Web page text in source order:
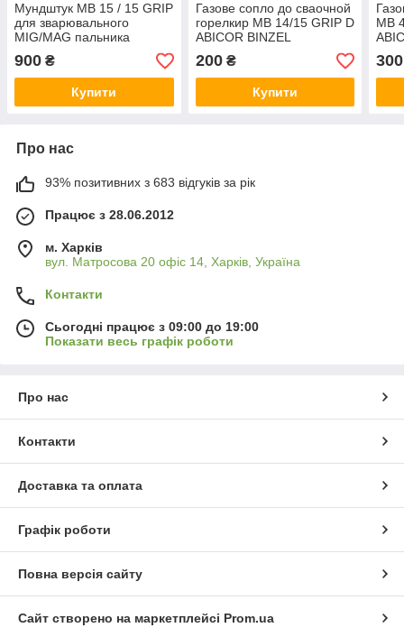
Мундштук МВ 15 / 15 GRIP
для зварювального
MIG/MAG пальника
ABICOR BINZEL
900 ₴
Купити
Газове сопло до сваочной
горелкир МВ 14/15 GRIP D
ABICOR BINZEL
(145.0075)
200₴
Купити
MB
300
Про нас
93% позитивних з 683 відгуків за рік
Працює з 28.06.2012
м. Харків
вул. Матросова 20 офіс 14, Харків, Україна
Контакти
Сьогодні працює з 09:00 до 19:00
Показати весь графік роботи
Про нас
Контакти
Доставка та оплата
Графік роботи
Повна версія сайту
Сайт створено на маркетплейсі Prom.ua